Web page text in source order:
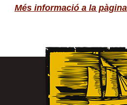
Més informació a la